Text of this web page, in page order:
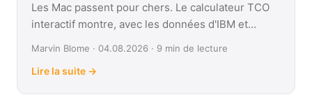
Les Mac passent pour chers. Le calculateur TCO
interactif montre, avec les données d'IBM et
Marvin Blome · 04.08.2026 · 9 min de lecture
Lire la suite →